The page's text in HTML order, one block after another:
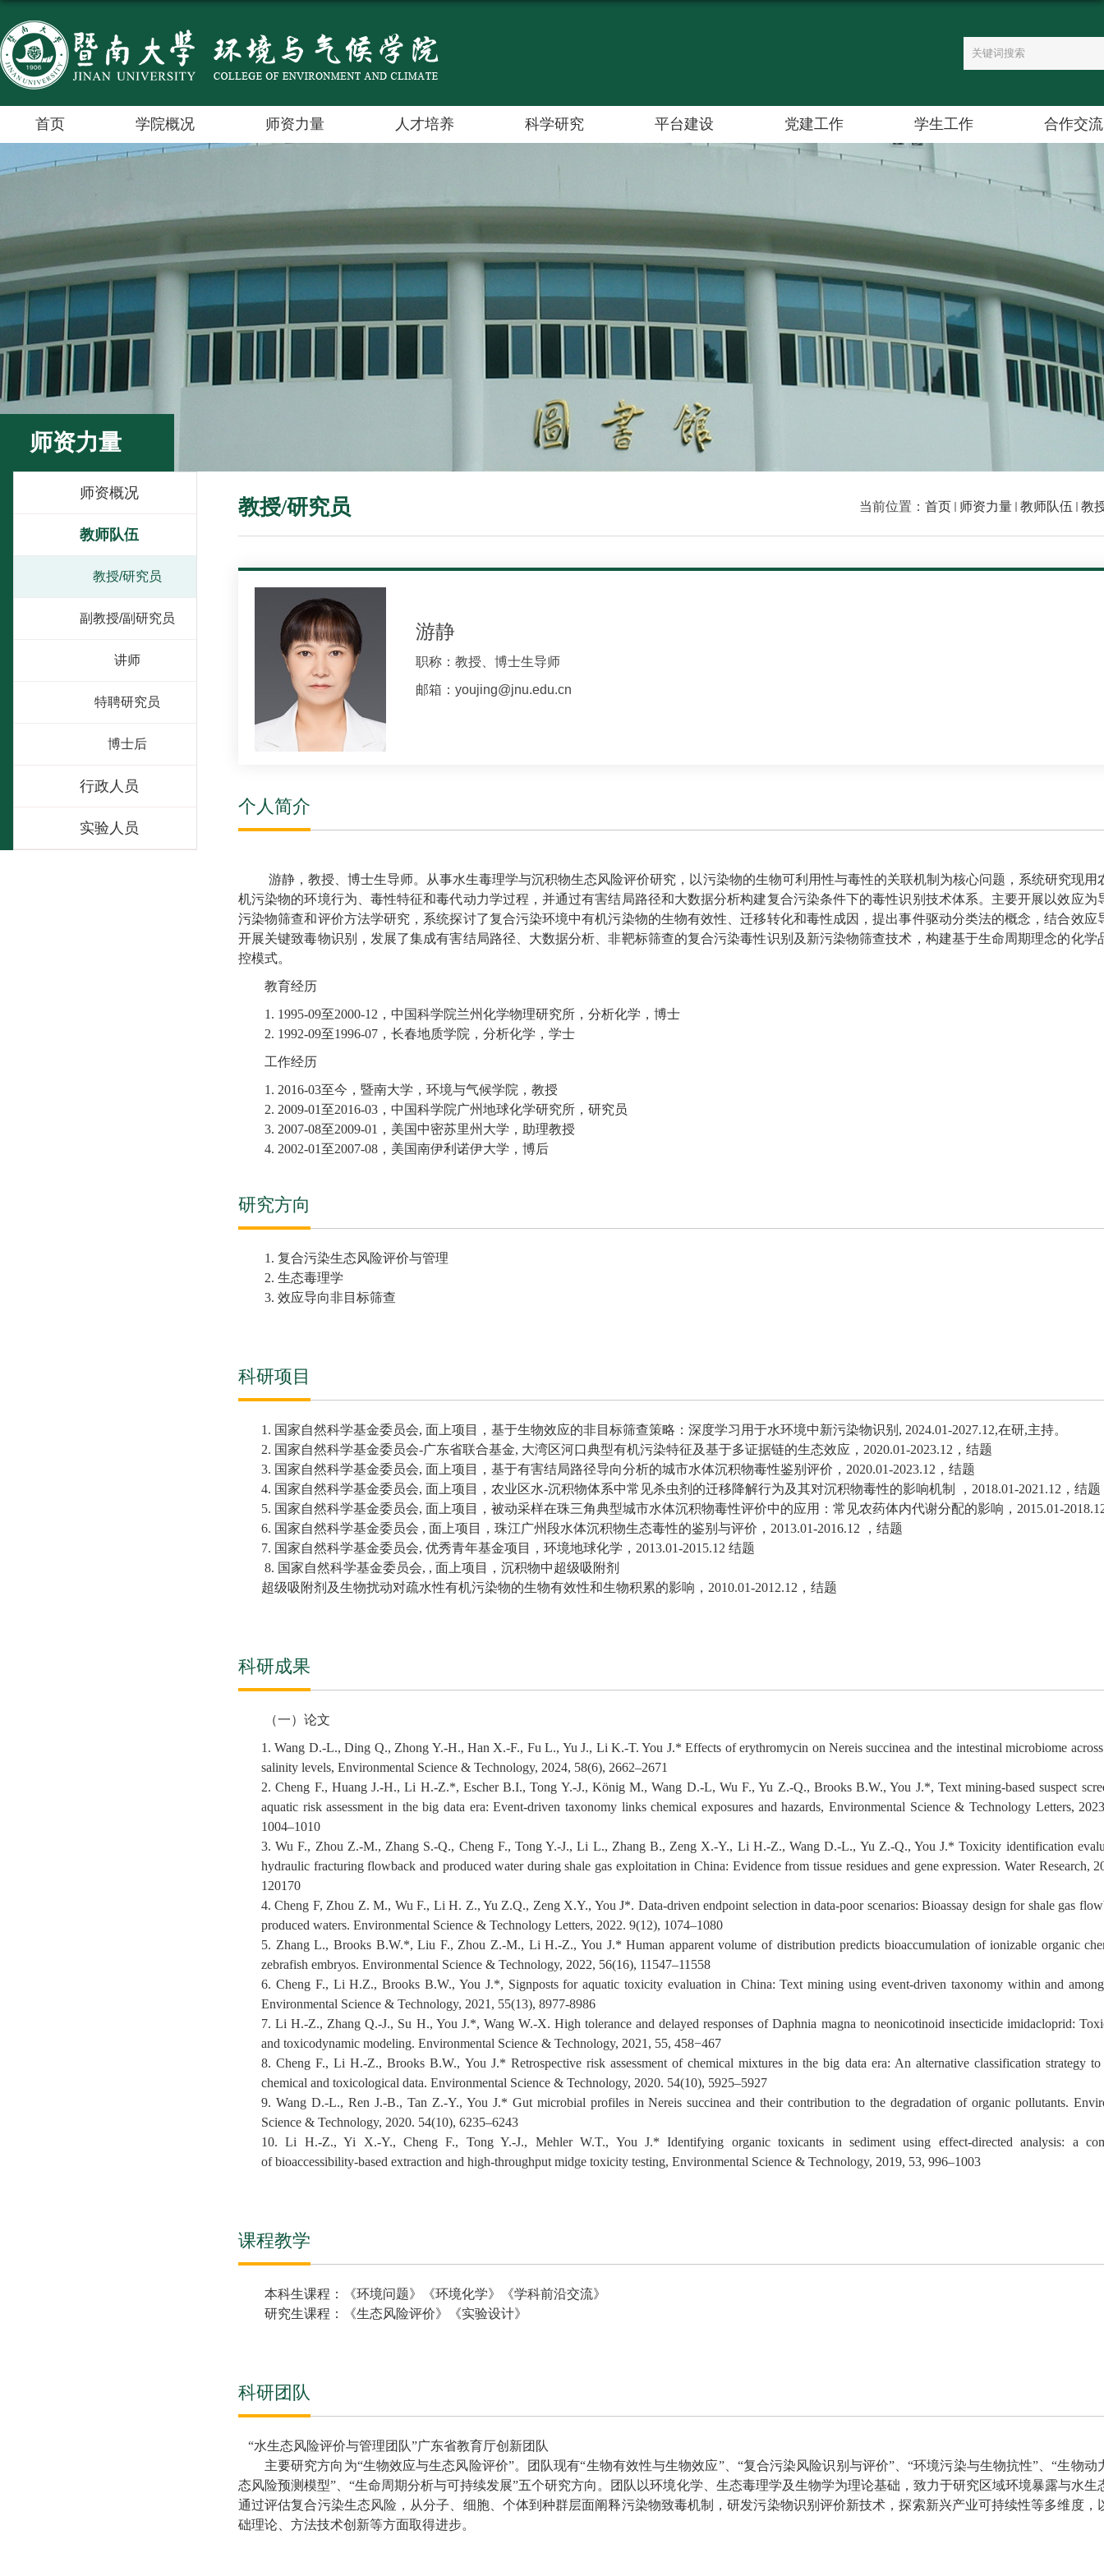
首页 学院概况 师资力量 人才培养 科学研究 平台建设 党建工作 学生工作 合作交流
师资力量
师资概况
教师队伍
教授/研究员
副教授/副研究员
讲师
特聘研究员
博士后
行政人员
实验人员
当前位置： 首页 师资力量 教师队伍 教
教授/研究员
游静
职称：教授、博士生导师
邮箱：youjing@jnu.edu.cn
个人简介
游静 ，教授、博士生导师。
从事水生毒理学与沉积物生态风险评价研究，以污染物的生物可利用性与毒性的关联机制为核心问题，系统研究现用
机污染物的环境行为、毒性特征和毒代动力学过程，并通过有害结局路径和大数据分析构建复合污染条件下的毒性识别技术体系。 主要开展以效应为
污染物筛查和评价方法学研究，系统探讨了复合污染环境中有机污染物的生物有效性、迁移转化和毒性成因，提出事件驱动分类法的概念，结合效应
开展关键致毒物识别，发展了集成有害结局路径、大数据分析、非靶标筛查的复合污染毒性识别及新污染物筛查技术，构建基于生命周期理念的化学
控模式。
教育经历
1. 1995-09至2000-12，中国科学院兰州化学物理研究所，分析化学，博士
2. 1992-09至1996-07，长春地质学院，分析化学，学士
工作经历
1. 2016-03至今 ， 暨南大学 ， 环境与气候学院 ， 教授
2. 2009-01至2016-03 ， 中国科学院广州地球化学研究所 ， 研究员
3. 2007-08至2009-01 ， 美国中密苏里州大学，助理教授
4. 2002-01至2007-08 ， 美国南伊利诺伊大学，博后
研究方向
1. 复合污染生态风险评价与管理
2. 生态毒理学
3. 效应导向非目标筛查
科研项目
1. 国家自然科学基金委员会, 面上项目，基于生物效应的非目标筛查策略：深度学习用于水环境中新污染物识别 , 2024.01-2027.12,在研,主持。
2. 国家自然科学基金委员会-广东省联合基金, 大湾区河口典型有机污染特征及基于多证据链的生态效应， 2020.01-2023.12 ，结题
3. 国家自然科学基金委员会, 面上项目，基于有害结局路径导向分析的城市水体沉积物毒性鉴别评价， 2020.01-2023.12 ，结题
4. 国家自然科学基金委员会, 面上项目，农业区水-沉积物体系中常见杀虫剂的迁移降解行为及其对沉积物毒性的影响机制 ， 2018.01-2021.12 ，结题
5. 国家自然科学基金委员会, 面上项目，被动采样在珠三角典型城市水体沉积物毒性评价中的应用：常见农药体内代谢分配的影响， 2015.01-
6. 国家自然科学基金委员会 , 面上项目，珠江广州段水体沉积物生态毒性的鉴别与评价， 2013.01-2016.12
，结题
7. 国家自然科学基金委员会, 优秀青年基金项目，环境地球化学， 2013.01-201 5.12 结题
8. 国家自然科学基金委员会, , 面上项目，沉积物中超级吸附剂
超级吸附剂及生物扰动对疏水性有机污染物的生物有效性和生物积累的影响， 2010.01-2012.12 ，结题
科研成果
（一）论文
1.Wang D.-L., Ding Q., Zhong Y.-H., Han X.-F., Fu L., Yu J., Li K.-T. You J.* Effects of erythromycin on Nereis succinea and the intestinal microbiome
salinity levels, Environmental Science & Technology, 2024, 58(6), 2662–2671
2.Cheng F., Huang J.-H., Li H.-Z.*, Escher B.I., Tong Y.-J., König M., Wang D.-L, Wu F., Yu Z.-Q., Brooks B.W., You J.*, Text mining-based suspect
aquatic risk assessment in the big data era: Event-driven taxonomy links chemical exposures and hazards, Environmental Science & Technology Letters,
1004–1010
3.Wu F., Zhou Z.-M., Zhang S.-Q., Cheng F., Tong Y.-J., Li L., Zhang B., Zeng X.-Y., Li H.-Z., Wang D.-L., Yu Z.-Q., You J.* Toxicity identification
hydraulic fracturing flowback and produced water during shale gas exploitation in China: Evidence from tissue residues and gene expression. Water Research,
120170
4.Cheng F, Zhou Z. M., Wu F., Li H. Z., Yu Z.Q., Zeng X.Y., You J*. Data-driven endpoint selection in data-poor scenarios:Bioassay design for shale gas
produced waters. Environmental Science & Technology Letters, 2022. 9(12), 1074–1080
5. Zhang L., Brooks B.W.*, Liu F., Zhou Z.-M., Li H.-Z., You J.* Human apparent volume of distribution predicts bioaccumulation of ionizable organic
zebrafish embryos. Environmental Science & Technology, 2022, 56(16), 11547–11558
6. Cheng F., Li H.Z., Brooks B.W., You J.*, Signposts foraquatictoxicity evaluation in China: Text mining using event-driven taxonomy within and among
Environmental Science & Technology, 2021, 55(13), 8977-8986
7.Li H.-Z., Zhang Q.-J., Su H., You J.*, Wang W.-X. High tolerance and delayed responses of Daphnia magna to neonicotinoid insecticide imidacloprid:
and toxicodynamic modeling. Environmental Science & Technology, 2021, 55, 458−467
8.Cheng F., Li H.-Z., Brooks B.W., You J.* Retrospective risk assessment of chemicalmixtures in thebig data era: An alternative classification strategy to
chemical and toxicological data. Environmental Science & Technology, 2020. 54(10), 5925–5927
9. Wang D.-L., Ren J.-B., Tan Z.-Y., You J.* Gut microbial profiles in Nereis succinea and their contribution to the degradation of organic pollutants.
Science & Technology, 2020. 54(10), 6235–6243
10.Li H.-Z., Yi X.-Y., Cheng F., Tong Y.-J., Mehler W.T., You J.*Identifying organictoxicants in sediment using effect-directed analysis: a
ofbioaccessibility-based extraction and high-throughput midge toxicity testing, Environmental Science & Technology, 2019, 53, 996–1003
课程教学
本科生课程：《环境问题》《环境化学》《学科前沿交流》
研究生课程：《生态风险评价》《实验设计》
科研团队
“水生态风险评价与管理团队”广东省教育厅创新团队
主要研究方向为“生物效应与生态风险评价”。团队现有“生物有效性与生物效应”、 “复合污染风险识别与评价”、“环境污染与生物抗性” 、“生物动
态风险预测模型” 、“生命周期分析与可持续发展”五个研究方向。团队以环境化学、生态毒理学及生物学为理论基础，致力于研究区域环境暴露与水生
通过评估复合污染生态风险，从分子、细胞、个体到种群层面阐释污染物致毒机制，研发污染物识别评价新技术，探索新兴产业可持续性等多维度，
础理论、方法技术创新等方面取得进步。